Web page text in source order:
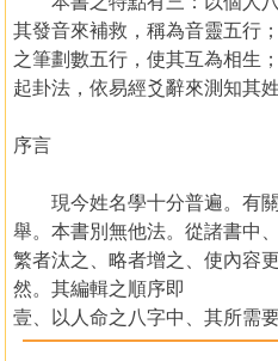
其發音來補救，稱為音靈五行
之筆劃數五行，使其互為相生
起卦法，依易經爻辭來測知其
序言
現今姓名學十分普遍。有關
舉。本書別無他法。從諸書中
繁者汰之、略者增之、使內容
然。其編輯之順序即
壹、以人命之八字中、其所需
取名字之發音五行來補救。稱